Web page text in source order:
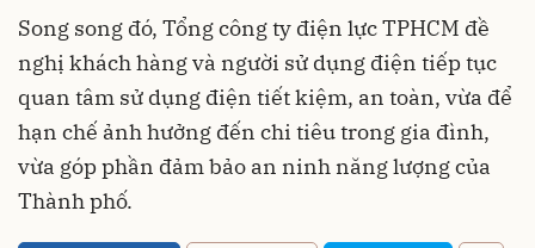
Song song đó, Tổng công ty điện lực TPHCM đề
nghị khách hàng và người sử dụng điện tiếp tục
quan tâm sử dụng điện tiết kiệm, an toàn, vừa để
hạn chế ảnh hưởng đến chi tiêu trong gia đình,
vừa góp phần đảm bảo an ninh năng lượng của
Thành phố.